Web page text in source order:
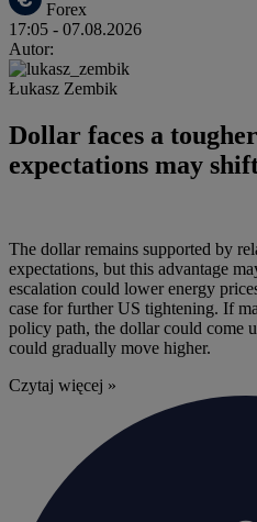
Forex
17:05 - 07.08.2026
Autor:
Łukasz Zembik
Dollar faces a
expectations may
The dollar remains supported by
expectations, but this advantage
escalation could lower energy
case for further US tightening. If
policy path, the dollar could come
could gradually move higher.
Czytaj więcej »